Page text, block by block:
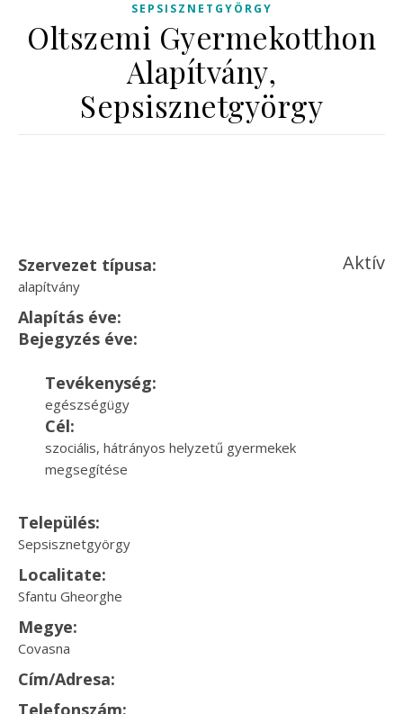
SEPSISZNETGYÖRGY
Oltszemi Gyermekotthon
Alapítvány,
Sepsisznetgyörgy
Szervezet típusa:
alapítvány
Aktív
Alapítás éve:
Bejegyzés éve:
Tevékenység:
egészségügy
Cél:
szociális, hátrányos helyzetű gyermekek
megsegítése
Település:
Sepsisznetgyörgy
Localitate:
Sfantu Gheorghe
Megye:
Covasna
Cím/Adresa:
Telefonszám: